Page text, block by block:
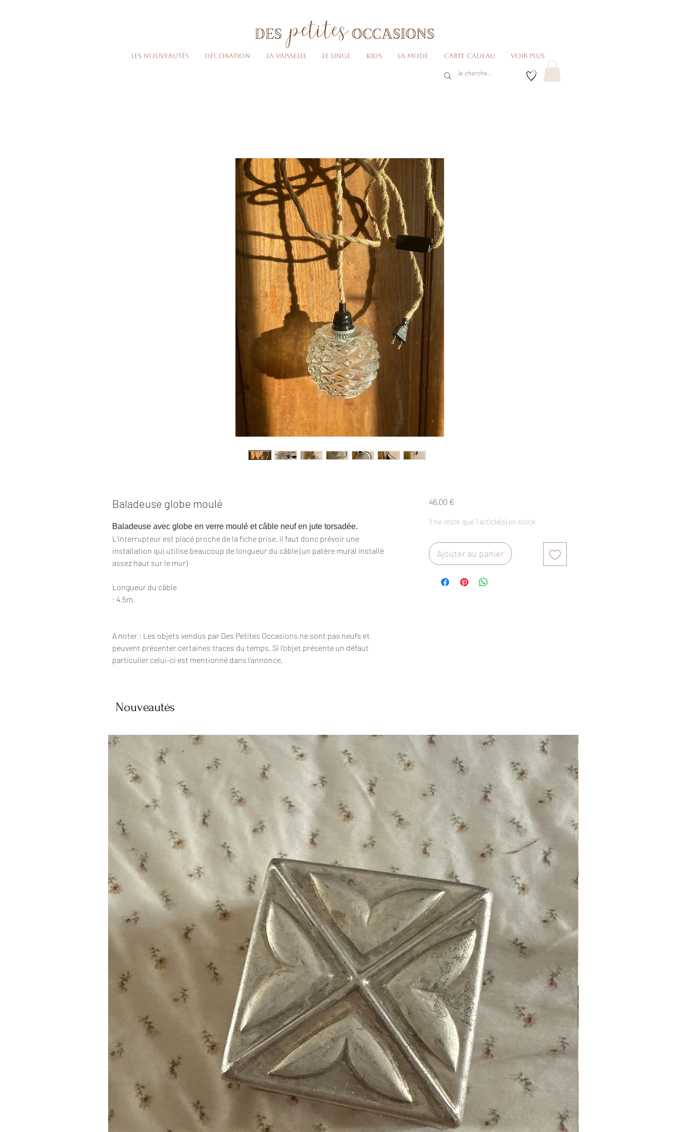
Les nouveautés Décoration La vaisselle Le linge Kids La Mode Carte cadeau voir plus
Baladeuse globe moulé
Baladeuse avec globe en verre moulé et câble neuf en jute torsadée.
L'interrupteur est placé proche de la fiche prise, il faut donc prévoir une
installation qui utilise beaucoup de longueur du câble (un patère mural installé
assez haut sur le mur)
Longueur du câble
: 4,5m.
A noter : Les objets vendus par Des Petites Occasions ne sont pas neufs et
peuvent présenter certaines traces du temps. Si l'objet présente un défaut
particulier celui-ci est mentionné dans l’annonce.
46,00 €Prix
Il ne reste que 1 article(s) en stock
Ajouter au panier
Nouveautés